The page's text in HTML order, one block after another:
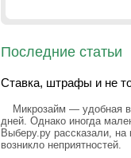
Последние статьи
Ставка, штрафы и не
Микрозайм — удобная
дней. Однако иногда
Выберу.ру рассказали,
возникло неприятностей.